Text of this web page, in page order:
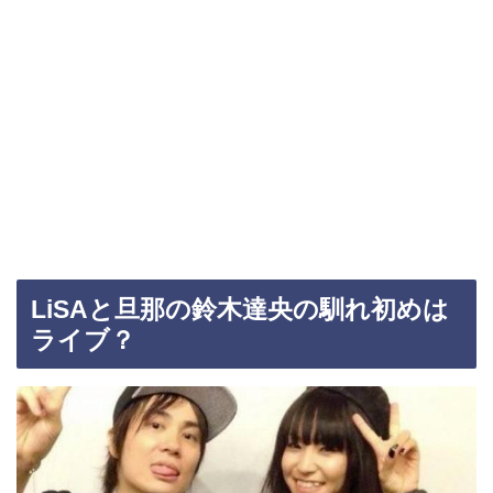
LiSAと旦那の鈴木達央の馴れ初めは
ライブ？